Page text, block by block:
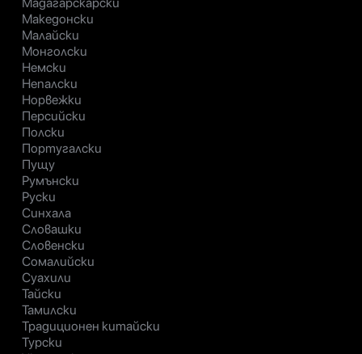
Македонски
Малайски
Монголски
Немски
Непалски
Норвежки
Персийски
Полски
Португалски
Пущу
Румънски
Руски
Синхала
Словашки
Словенски
Сомалийски
Суахили
Тайски
Тамилски
Традиционен китайски
Турски